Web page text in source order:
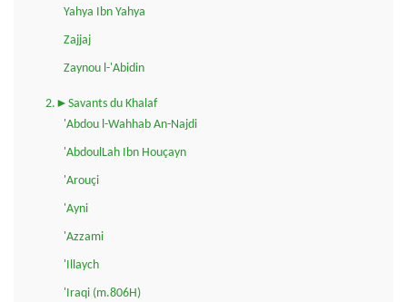
Yahya Ibn Yahya
Zajjaj
Zaynou l-'Abidin
2.►Savants du Khalaf
'Abdou l-Wahhab An-Najdi
'AbdoulLah Ibn Houçayn
'Arouçi
'Ayni
'Azzami
'Illaych
'Iraqi (m.806H)